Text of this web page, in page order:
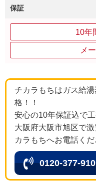
保証
10年
メ
チカラもちはガス給
格！！
安心の10年保証込で
大阪府大阪市旭区で
カラもちへお電話くだ
0120-377-910